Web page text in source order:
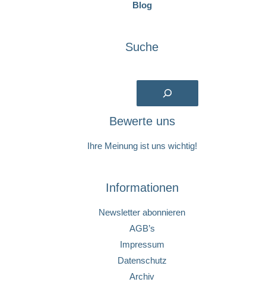
Blog
Suche
Bewerte uns
Ihre Meinung ist uns wichtig!
Informationen
Newsletter abonnieren
AGB’s
Impressum
Datenschutz
Archiv